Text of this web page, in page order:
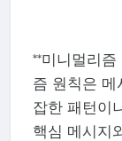
**미니멀리
즘 원칙은 메
잡한 패턴이
핵심 메시지